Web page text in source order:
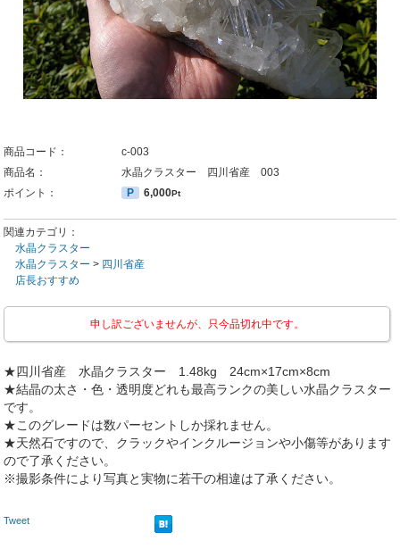
商品コード：
c-003
商品名：
水晶クラスター 四川省産 003
ポイント：
P 6,000Pt
関連カテゴリ：
水晶クラスター
水晶クラスター > 四川省産
店長おすすめ
申し訳ございませんが、只今品切れ中です。
★四川省産 水晶クラスター 1.48kg 24cm×17cm×8cm
★結晶の太さ・色・透明度どれも最高ランクの美しい水晶クラスター
です。
★このグレードは数パーセントしか採れません。
★天然石ですので、クラックやインクルージョンや小傷等があります
ので了承ください。
※撮影条件により写真と実物に若干の相違は了承ください。
Tweet